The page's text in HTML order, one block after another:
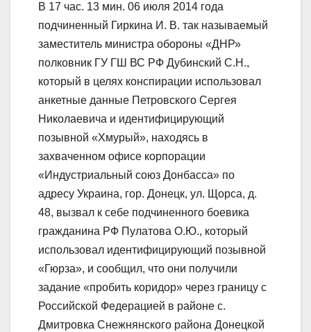
В 17 час. 13 мин. 06 июля 2014 года
подчиненный Гиркина И. В. так называемый
заместитель министра обороны «ДНР»
полковник ГУ ГШ ВС РФ Дубинский С.Н.,
который в целях конспирации использовал
анкетные данные Петровского Сергея
Николаевича и идентифицирующий
позывной «Хмурый», находясь в
захваченном офисе корпорации
«Индустриальный союз Донбасса» по
адресу Украина, гор. Донецк, ул. Щорса, д.
48, вызвал к себе подчиненного боевика
гражданина РФ Пулатова О.Ю., который
использовал идентифицирующий позывной
«Гюрза», и сообщил, что они получили
задание «пробить коридор» через границу с
Российской Федерацией в районе с.
Дмитровка Снежнянского района Донецкой